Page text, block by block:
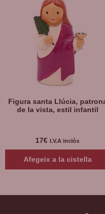
Figura santa Llúcia,
de la vista, estil infantil
17€ I.V.A inclòs
Afegeix a la cistella